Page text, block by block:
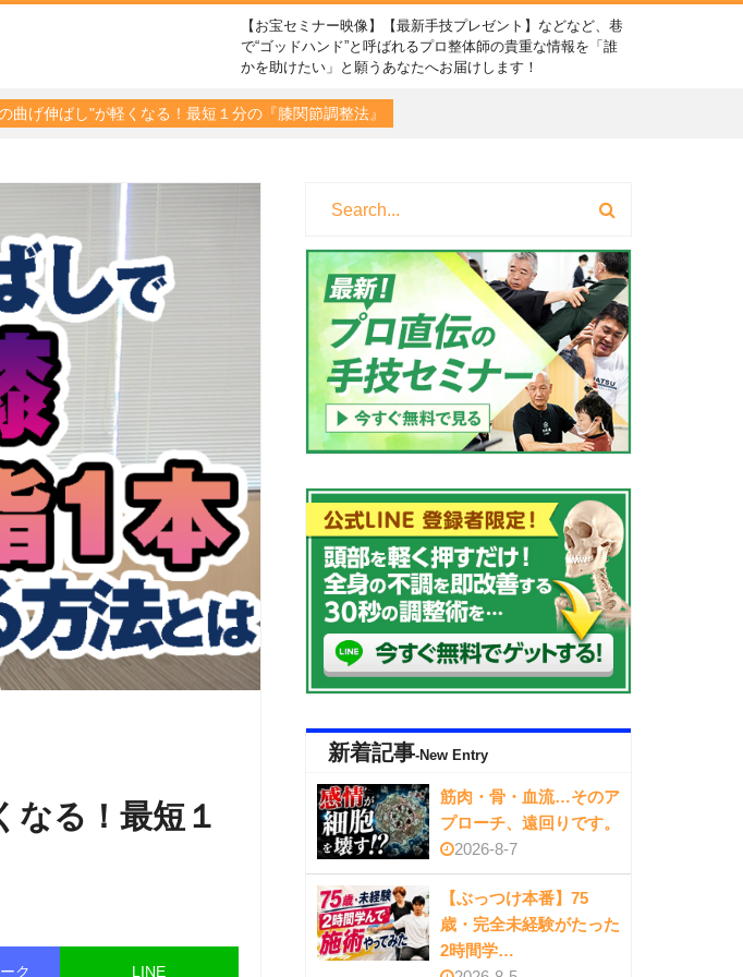
【お宝セミナー映像】【最新手技プレゼント】などなど、巷
で“ゴッドハンド”と呼ばれるプロ整体師の貴重な情報を「誰
かを助けたい」と願うあなたへお届けします！
曲げ伸ばし"が軽くなる！最短１分の『膝関節調整法』
なる！最短１
ク LINE
新着記事-New Entry
筋肉・骨・血流…そのア
プローチ、遠回りです。
2026-8-7
【ぶっつけ本番】75
歳・完全未経験がたった
2時間学…